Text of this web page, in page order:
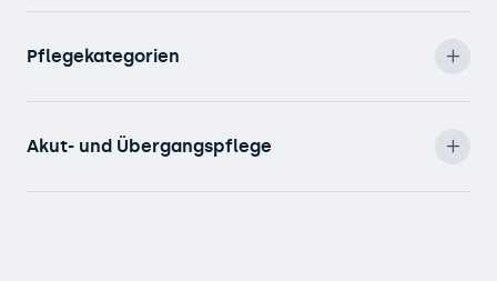
Pflegekategorien
Akut- und Übergangspflege